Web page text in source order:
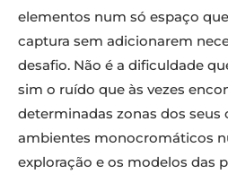
elementos num só espaço
captura sem adicionarem
desafio. Não é a dificuldade
sim o ruído que às vezes
determinadas zonas dos seus
ambientes monocromáticos
exploração e os modelos das